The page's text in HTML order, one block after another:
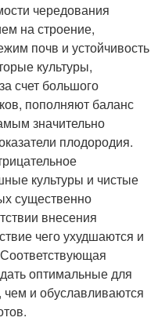
чередования
на строение,
почв и устойчивость
культуры,
счет большого
пополняют баланс
значительно
плодородия.
культуры и чистые
существенно
внесения
чего ухудшаются и
оптимальные для
и обуславливаются